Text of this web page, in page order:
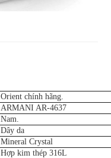
Orient chính hãng.
ARMANI AR-4637
Nam.
Dây da
Mineral Crystal
Hợp kim thép 316L